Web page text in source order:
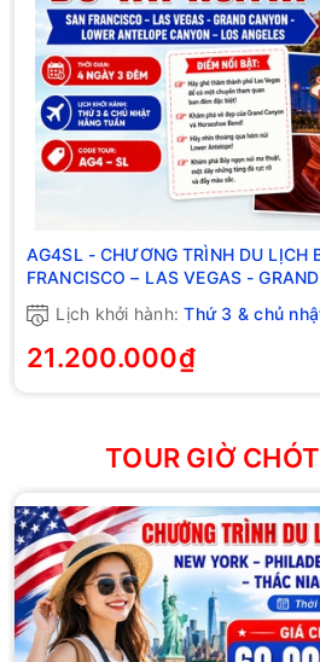
AG4SL - CHƯƠNG TRÌNH DU LỊCH BỜ
FRANCISCO – LAS VEGAS -
ANTELOPE CANYON – LOS ANGELES
Lịch khởi hành:Thứ 3 & chủ
21.200.000₫
TOUR GIỜ CHÓT